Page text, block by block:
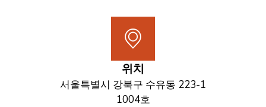
위치
서울특별시 강북구 수유동 223-1
1004호